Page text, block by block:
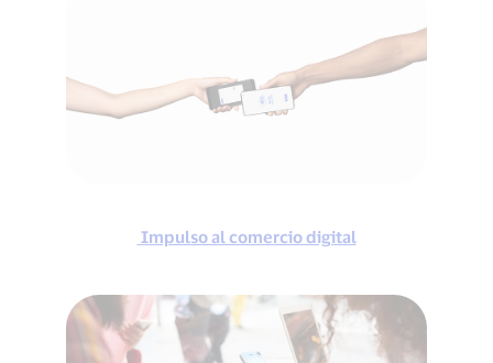
Impulso al comercio digital